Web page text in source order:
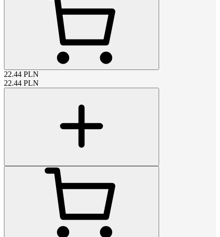
22.44 PLN
22.44 PLN